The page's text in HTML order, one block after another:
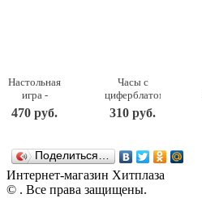
Настольная
игра -
Башня, 54
детали
Бэмби
470 руб.
Часы с
циферблатом
под
роспись –
красками
ДНИ117 ТД
Бэмби
310 руб.
Поделиться…
Интернет-магазин Хитплаза
© . Все права защищены.